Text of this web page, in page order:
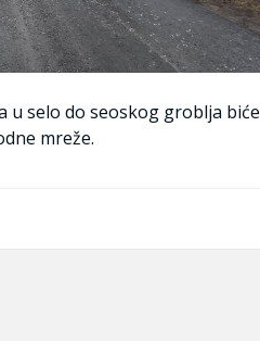
u selo do seoskog groblja biće
mreže.